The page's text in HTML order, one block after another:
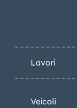
Lavori
Veicoli